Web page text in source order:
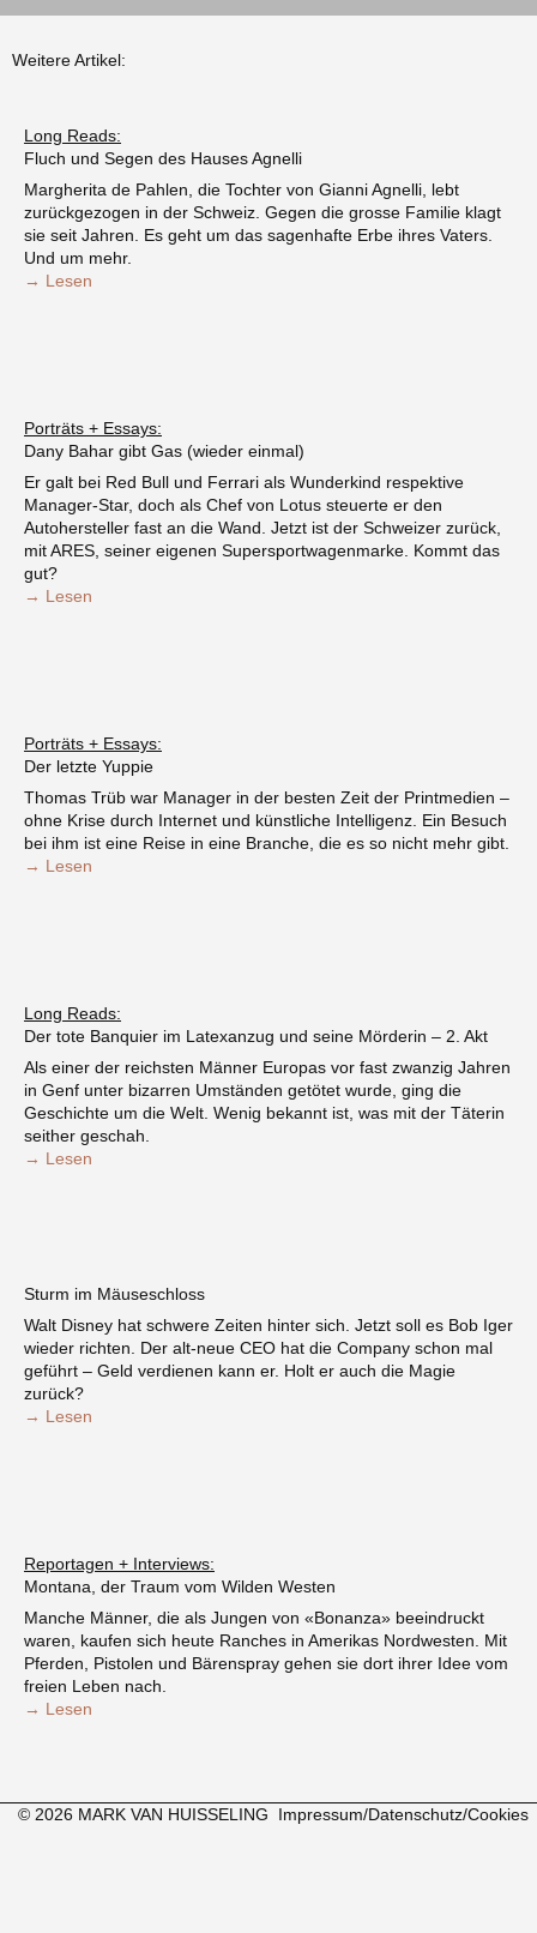
Weitere Artikel:
Long Reads:
Fluch und Segen des Hauses Agnelli
Margherita de Pahlen, die Tochter von Gianni Agnelli, lebt
zurückgezogen in der Schweiz. Gegen die grosse Familie klagt
sie seit Jahren. Es geht um das sagenhafte Erbe ihres Vaters.
Und um mehr.
→ Lesen
Porträts + Essays:
Dany Bahar gibt Gas (wieder einmal)
Er galt bei Red Bull und Ferrari als Wunderkind respektive
Manager-Star, doch als Chef von Lotus steuerte er den
Autohersteller fast an die Wand. Jetzt ist der Schweizer zurück,
mit ARES, seiner eigenen Supersportwagenmarke. Kommt das
gut?
→ Lesen
Porträts + Essays:
Der letzte Yuppie
Thomas Trüb war Manager in der besten Zeit der Printmedien –
ohne Krise durch Internet und künstliche Intelligenz. Ein Besuch
bei ihm ist eine Reise in eine Branche, die es so nicht mehr gibt.
→ Lesen
Long Reads:
Der tote Banquier im Latexanzug und seine Mörderin – 2. Akt
Als einer der reichsten Männer Europas vor fast zwanzig Jahren
in Genf unter bizarren Umständen getötet wurde, ging die
Geschichte um die Welt. Wenig bekannt ist, was mit der Täterin
seither geschah.
→ Lesen
Sturm im Mäuseschloss
Walt Disney hat schwere Zeiten hinter sich. Jetzt soll es Bob Iger
wieder richten. Der alt-neue CEO hat die Company schon mal
geführt – Geld verdienen kann er. Holt er auch die Magie
zurück?
→ Lesen
Reportagen + Interviews:
Montana, der Traum vom Wilden Westen
Manche Männer, die als Jungen von «Bonanza» beeindruckt
waren, kaufen sich heute Ranches in Amerikas Nordwesten. Mit
Pferden, Pistolen und Bärenspray gehen sie dort ihrer Idee vom
freien Leben nach.
→ Lesen
© 2026 MARK VAN HUISSELING Impressum/Datenschutz/Cookies